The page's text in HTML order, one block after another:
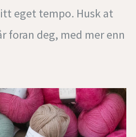
eget tempo. Husk at
foran deg, med mer enn